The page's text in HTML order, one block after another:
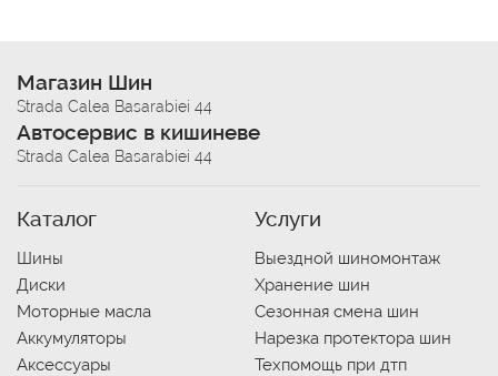
Магазин Шин
Strada Calea Basarabiei 44
Автосервис в кишиневе
Strada Calea Basarabiei 44
Каталог
Шины
Диски
Моторные масла
Аккумуляторы
Аксессуары
Услуги
Выездной шиномонтаж
Хранение шин
Сезонная смена шин
Нарезка протектора шин
Техпомощь при дтп